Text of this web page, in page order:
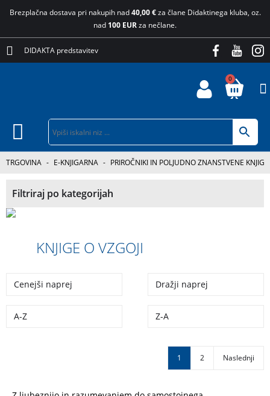
Brezplačna dostava pri nakupih nad40,00 €za člane Didaktinega kluba, oz.
nad 100 EURza nečlane.
DIDAKTA predstavitev
0
TRGOVINA - E-KNJIGARNA - PRIROČNIKI IN POLJUDNO ZNANSTVENE KNJIGE
Filtriraj po kategorijah
KNJIGE O VZGOJI
Cenejši naprej Dražji naprej
A-Z Z-A
1 2 Naslednji